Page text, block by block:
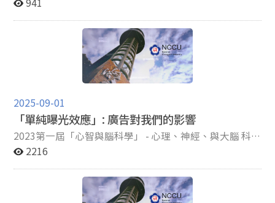
(Posterior cingulate cortex, PCC)等區域、情緒評分與個
體/群體決策之間的關聯性。 研究結果顯示，在預測個體
決策方面，當參與者看到他們想下載的遊戲時，大腦中的
伏隔核（NAcc）與前腦島（AIns）展現出較強的活動（圖
一A），且主觀的正向情緒激發評分也能有效預測個人的
下載意願；另一方面，在預測市場集體行為上，結果顯示
內側前額葉皮質（mPFC）的活動程度與市場的下載量呈
正相關。特別的是，不同的市場指標與大腦不同腦區的活
化有關：與「下載量」相關的主要是處理感官顯著性的區
域（圖一B），而與「營收」相關的則是與動作傾向、注
意力控制和記憶維持有關的區域（圖一C），這說明吸引
大眾短期下載決策與長期付費遊玩背後的神經機制有所不
同。 圖一、與個體下載決策、市場下載率、營收表現相關
的大腦活化區域 此外，本研究最重要的發現是內在覺感敏
感度的調節作用。分組迴歸分析結果顯示，儘管高低兩組
prefrontal cortex, dmPFC)和左右顳頂葉交界處(左右
temporoparietal junction, 左右TPJ)的區域皆與心智化程
度相關，且腹內側前額葉皮質(ventromedial prefrontal
cortex, vmPFC)與價值取向和親社會的決策有關，更進一
步的分析後發現，僅右TPJ的活化與主觀社經地位呈現正
相關，而左TPJ、背內側前額葉皮質(dorsomedial
(ventromedial prefrontal cortex, vmPFC)的活化與主觀
社經地位較無關聯。再者，右TPJ的活化強度也與捐款的
多寡呈現正相關結合以上的結論與發現，可歸結出以下結
果：跟主觀社經地位較低的人相比，地位較高的個體因為
心智化能力較高，在大腦右TPJ的區域有較強的活化強
度，進而會捐獻出更多的金錢(或程度更強的慈善行為)、
更加慷慨！最後，研究發現除了右TPJ本身與主觀社經地
人的恆毅力水平。 本文 恆毅力在神經科學上與大腦中的
多個區域和神經網絡密切相關，我們將從神經生理及神經
心理的面向，探討對個體認知功能產生之影響。 首先，我
們了解前額葉皮質對於情緒調節、決策制定和目標設定有
關，且其能協助個體做計畫與執行等過程，因此，在進行
恆毅力相關的學習目標設定或問題解決時，前額葉能幫助
（Oliverio, 2008; Sawyer, 2011），使我們能有效制定
短、中、長程的學習計畫，或進行面對困境時的決策歷
程。而認知歷程包括人際間的互助合作，需要建立積極團
隊合作關係，增進團隊效能，且面對人際衝突時，需要展
現冷靜，尋找有建設性的解決方案，從而保持人際間的和
諧與穩定，上述都需要恆毅力展現互助的熱情，有恆毅力
者更願意投入在人際合作中，發展穩固且信任的良好關
用一些方法（例如想像演練）來促進自我減敏； 藉由確定
令人擔憂的特定時間和地點來逐步控制刺激； 認知重組，
提高個體思想的彈性和獲得多種觀點的機會；憂慮結果監
控，陪伴個案定期寫日記，以便監控具體的憂慮、他們擔
心的結果以及這些憂慮的實際結果；專注於此時此刻及減
定或模稜兩可的事件會感受到充滿壓力或不安，並對此患
有長期的焦慮。然個體相信擔憂會幫助因應或防止恐懼事
件發生，但往往擔憂被隨著焦慮，且會導致負向問題導向
及認知迴避，進一步維持擔憂。負向問題導向包含缺乏解
沮喪、對問題解決的結果持悲觀態度；而認知迴避則包含
思想替換、分散注意力、抑制等有助於避免喚醒認知上與
(PTSD) 的情形出現，這些問題若不被正視，將會帶來我
們不樂見的後果。 這篇Neuron的文章提到，消除條件
性恐懼記憶是對恐懼反應的適應控制的重要能力，能力的
損壞也是情緒障礙的標誌，如創傷後壓力症候群
(PTSD)。恐懼消除被人們認為會發生在當個體形成一個
本質、形成環境與儲存所知甚少。在本篇文章中，實驗者
證明了恐懼消除記憶痕跡細胞形成並儲存於基因中不同的
基底外側杏仁核 (BLA) 神經元群體中，同時驅動酬賞行為
和對抗BLA原始的恐懼神經元，且恐懼消退痕跡神經元的
外，這兩個神經元子集在驅動酬賞行為和恐懼消退方面是
可互換的，因此恐懼消除記憶可說是一種新形成的酬賞記
圖像來表彰他的商品來源，藉此劃定其商品銷售給消費者
之可能與管道；另一方面，商標法也提供消費者可以因此
獲得其所欲購買的商品的保證，讓其可以在購買時觀察商
品，透過商品上的標示，而得以確認商品的來源[1]，以
避免買到假貨或是仿冒品。如此一來，商標法具有智慧財
的雙重特色[2]。 一個商標若行之有年，先不論是否為
著名商標，在商標制度設計的效應之下，會產生一定程度
的商業上利益，進而培養品牌忠誠度，使消費者購買正確
來源的商品並且使商標印象深入人心，商業經營者則因此
叢林裡有食人魚的河流，有肉的地方會聚集一班商業上的
食人魚互相競爭利益，當看見某一魚可以獲得如此豐厚的
2025-09-01
「單純曝光效應」: 廣告對我們的影響
2023第一屆「心智與腦科學」 - 心理、神經、與大腦 科普
寫作徵文 C組心理學－佳作：中央羅Ｏ廷 日常生活中，
告圍繞著，你是否有發現這些廣告會影響你的購買行為、
2216